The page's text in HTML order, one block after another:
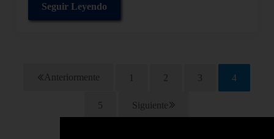
Seguir LeyendoAhorro en Costes de la Recuperación de
Anteriormente Página
1 Página
2 Página
3 Página
4
Página
5 Siguiente